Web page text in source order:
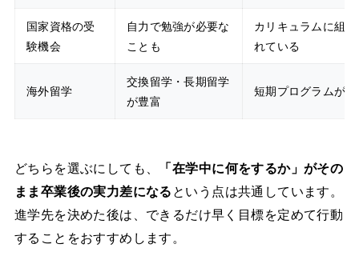
国家資格の受
験機会
自力で勉強が必要な
ことも
カリキュラムに組
れている
海外留学
交換留学・長期留学
が豊富
短期プログラムが
どちらを選ぶにしても、
「在学中に何をするか」がその
まま卒業後の実力差になるという点は共通しています。
進学先を決めた後は、できるだけ早く目標を定めて行動
することをおすすめします。